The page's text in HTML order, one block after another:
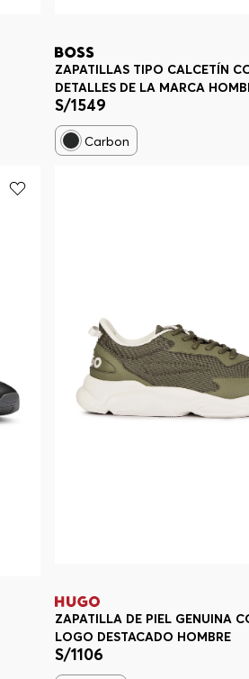
ZAPATILLAS TIPO CALCETÍN
DETALLES DE LA MARCA
S/1549
Carbon
ZAPATILLA DE PIEL GENUINA
LOGO DESTACADO HOMBRE
S/1106